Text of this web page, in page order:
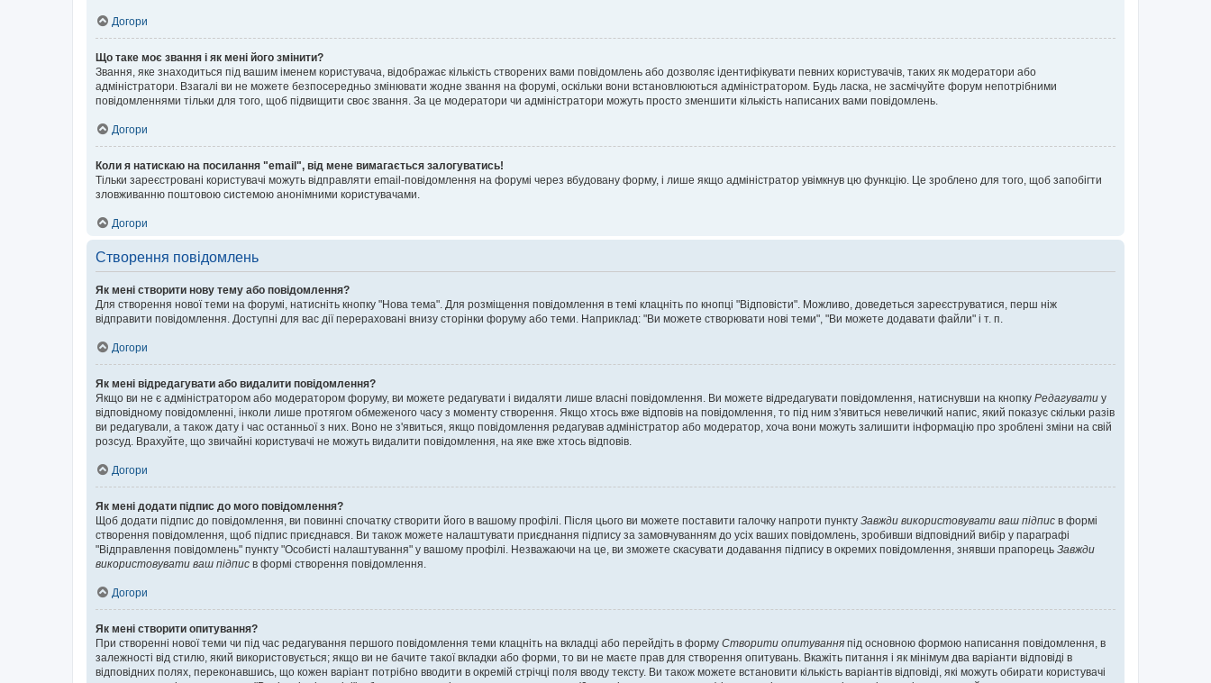
Догори
Що таке моє звання і як мені його змінити?
Звання, яке знаходиться під вашим іменем користувача, відображає кількість створених вами повідомлень або дозволяє ідентифікувати певних користувачів, таких як модератори або
адміністратори. Взагалі ви не можете безпосередньо змінювати жодне звання на форумі, оскільки вони встановлюються адміністратором. Будь ласка, не засмічуйте форум непотрібними
повідомленнями тільки для того, щоб підвищити своє звання. За це модератори чи адміністратори можуть просто зменшити кількість написаних вами повідомлень.
Догори
Коли я натискаю на посилання "email", від мене вимагається залогуватись!
Тільки зареєстровані користувачі можуть відправляти email-повідомлення на форумі через вбудовану форму, і лише якщо адміністратор увімкнув цю функцію. Це зроблено для того, щоб запобігти
зловживанню поштовою системою анонімними користувачами.
Догори
Створення повідомлень
Як мені створити нову тему або повідомлення?
Для створення нової теми на форумі, натисніть кнопку "Нова тема". Для розміщення повідомлення в темі клацніть по кнопці "Відповісти". Можливо, доведеться зареєструватися, перш ніж
відправити повідомлення. Доступні для вас дії перераховані внизу сторінки форуму або теми. Наприклад: "Ви можете створювати нові теми", "Ви можете додавати файли" і т. п.
Догори
Як мені відредагувати або видалити повідомлення?
Якщо ви не є адміністратором або модератором форуму, ви можете редагувати і видаляти лише власні повідомлення. Ви можете відредагувати повідомлення, натиснувши на кнопку Редагувати у
відповідному повідомленні, інколи лише протягом обмеженого часу з моменту створення. Якщо хтось вже відповів на повідомлення, то під ним з'явиться невеличкий напис, який показує скільки разів
ви редагували, а також дату і час останньої з них. Воно не з'явиться, якщо повідомлення редагував адміністратор або модератор, хоча вони можуть залишити інформацію про зроблені зміни на свій
розсуд. Врахуйте, що звичайні користувачі не можуть видалити повідомлення, на яке вже хтось відповів.
Догори
Як мені додати підпис до мого повідомлення?
Щоб додати підпис до повідомлення, ви повинні спочатку створити його в вашому профілі. Після цього ви можете поставити галочку напроти пункту Завжди використовувати ваш підпис в формі
створення повідомлення, щоб підпис приєднався. Ви також можете налаштувати приєднання підпису за замовчуванням до усіх ваших повідомлень, зробивши відповідний вибір у параграфі
"Відправлення повідомлень" пункту "Особисті налаштування" у вашому профілі. Незважаючи на це, ви зможете скасувати додавання підпису в окремих повідомлення, знявши прапорець Завжди
використовувати ваш підпис в формі створення повідомлення.
Догори
Як мені створити опитування?
При створенні нової теми чи під час редагування першого повідомлення теми клацніть на вкладці або перейдіть в форму Створити опитування під основною формою написання повідомлення, в
залежності від стилю, який використовується; якщо ви не бачите такої вкладки або форми, то ви не маєте прав для створення опитувань. Вкажіть питання і як мінімум два варіанти відповіді в
відповідних полях, переконавшись, що кожен варіант потрібно вводити в окремій стрічці поля вводу тексту. Ви також можете встановити кількість варіантів відповіді, які можуть обирати користувачі